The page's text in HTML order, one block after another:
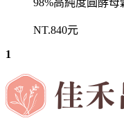
NT.840元
1